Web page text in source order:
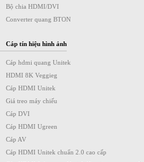
Bộ chia HDMI/DVI
Converter quang BTON
Cáp tín hiệu hình ảnh
Cáp hdmi quang Unitek
HDMI 8K Veggieg
Cáp HDMI Unitek
Giá treo máy chiếu
Cáp DVI
Cáp HDMI Ugreen
Cáp AV
Cáp HDMI Unitek chuẩn 2.0 cao cấp